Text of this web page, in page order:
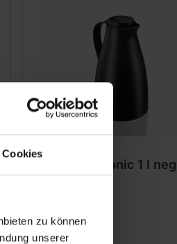
Cookies
zu können
unserer
Termo Harmonic 1 l